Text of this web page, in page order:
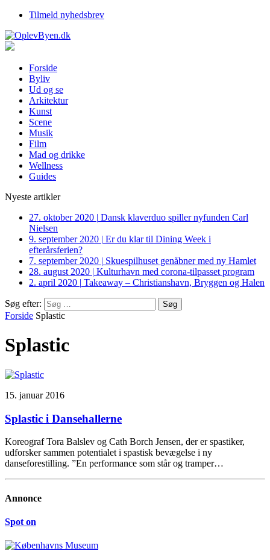
Tilmeld nyhedsbrev
Forside
Byliv
Ud og se
Arkitektur
Kunst
Scene
Musik
Film
Mad og drikke
Wellness
Guides
Nyeste artikler
27. oktober 2020 | Dansk klaverduo spiller nyfunden Carl
Nielsen
9. september 2020 | Er du klar til Dining Week i
efterårsferien?
7. september 2020 | Skuespilhuset genåbner med ny Hamlet
28. august 2020 | Kulturhavn med corona-tilpasset program
2. april 2020 | Takeaway – Christianshavn, Bryggen og Halen
Søg efter:
Forside Splastic
Splastic
15. januar 2016
Splastic i Dansehallerne
Koreograf Tora Balslev og Cath Borch Jensen, der er spastiker,
udforsker sammen potentialet i spastisk bevægelse i ny
danseforestilling. ”En performance som står og tramper…
Annonce
Spot on